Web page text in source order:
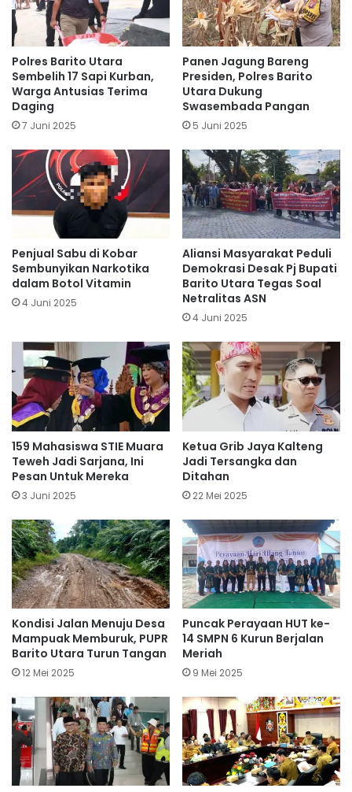
Polres Barito Utara
Sembelih 17 Sapi Kurban,
Warga Antusias Terima
Daging
7 Juni 2025
Panen Jagung Bareng
Presiden, Polres Barito
Utara Dukung
Swasembada Pangan
5 Juni 2025
Penjual Sabu di Kobar
Sembunyikan Narkotika
dalam Botol Vitamin
4 Juni 2025
Aliansi Masyarakat Peduli
Demokrasi Desak Pj Bupati
Barito Utara Tegas Soal
Netralitas ASN
4 Juni 2025
159 Mahasiswa STIE Muara
Teweh Jadi Sarjana, Ini
Pesan Untuk Mereka
3 Juni 2025
Ketua Grib Jaya Kalteng
Jadi Tersangka dan
Ditahan
22 Mei 2025
Kondisi Jalan Menuju Desa
Mampuak Memburuk, PUPR
Barito Utara Turun Tangan
12 Mei 2025
Puncak Perayaan HUT ke-
14 SMPN 6 Kurun Berjalan
Meriah
9 Mei 2025